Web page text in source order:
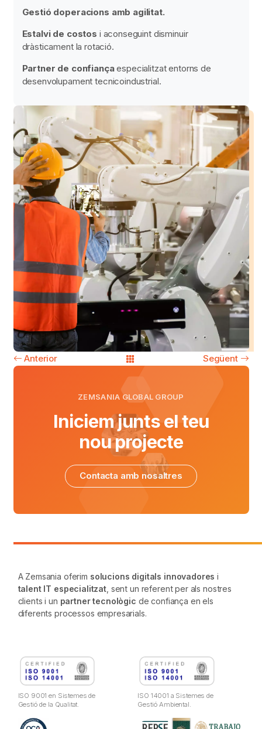
Gestió doperacions amb agilitat.
Estalvi de costos i aconseguint disminuir
dràsticament la rotació.
Partner de confiançaespecialitzat entorns de
desenvolupament tecnicoindustrial.
Anterior Següent
ZEMSANIA GLOBAL GROUP
Iniciem junts el teu
nou projecte
Contacta amb nosaltres
A Zemsania oferim solucions digitals innovadores i
talent IT especialitzat , sent un referent per als nostres
clients i un partner tecnològic de confiança en els
diferents processos empresarials.
ISO 9001 en Sistemes de
Gestió de la Qualitat.
ISO 14001 a Sistemes de
Gestió Ambiental.